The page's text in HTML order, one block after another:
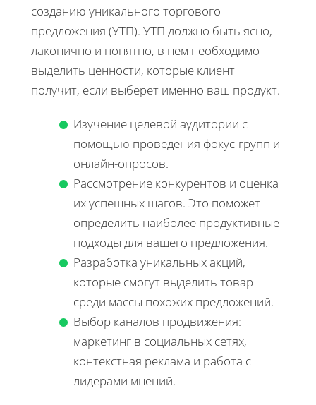
созданию уникального торгового
предложения (УТП). УТП должно быть ясно,
лаконично и понятно, в нем необходимо
выделить ценности, которые клиент
получит, если выберет именно ваш продукт.
Изучение целевой аудитории с
помощью проведения фокус-групп и
онлайн-опросов.
Рассмотрение конкурентов и оценка
их успешных шагов. Это поможет
определить наиболее продуктивные
подходы для вашего предложения.
Разработка уникальных акций,
которые смогут выделить товар
среди массы похожих предложений.
Выбор каналов продвижения:
маркетинг в социальных сетях,
контекстная реклама и работа с
лидерами мнений.